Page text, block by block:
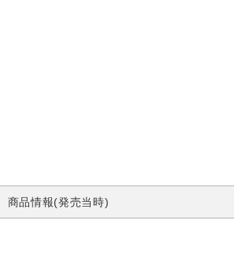
商品情報(発売当時)